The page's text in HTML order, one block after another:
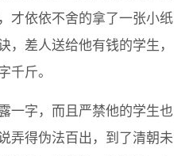
才依依不舍的拿了一张小纸
，差人送给他有钱的学生，
千斤。
一字，而且严禁他的学生也
弄得伪法百出，到了清朝未